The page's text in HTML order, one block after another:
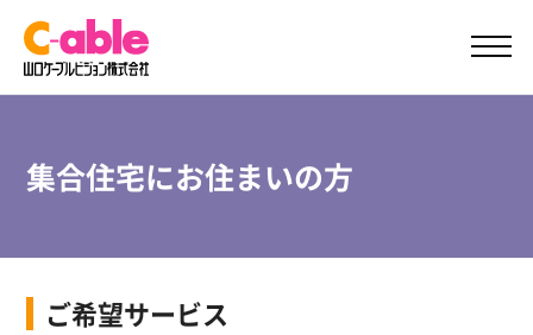
集合住宅にお住まいの方
ご希望サービス
ご加入案内